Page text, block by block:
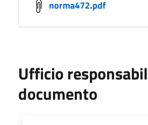
norma472.pdf
Ufficio
documento